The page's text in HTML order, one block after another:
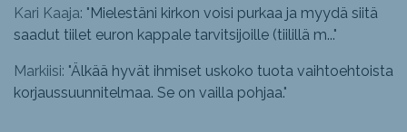
Kari Kaaja: "Mielestäni kirkon voisi purkaa ja myydä siitä
saadut tiilet euron kappale tarvitsijoille (tiilillä m..."
Markiisi: "Älkää hyvät ihmiset uskoko tuota vaihtoehtoista
korjaussuunnitelmaa. Se on vailla pohjaa."